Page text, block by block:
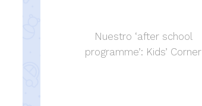
Nuestro ‘after school
programme’: Kids’ Corner